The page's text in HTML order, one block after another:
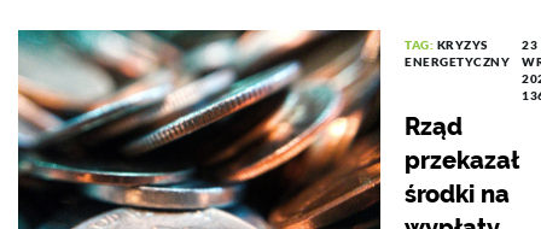
TAG: KRYZYS
ENERGETYCZNY
23
Rząd
przekazał
środki na